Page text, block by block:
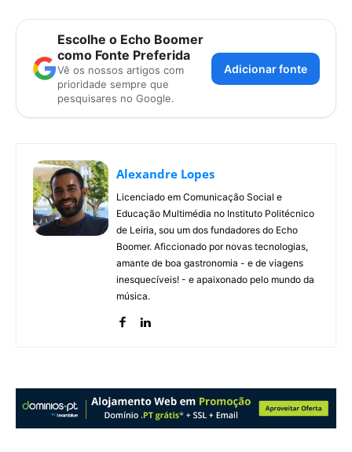
Escolhe o Echo Boomer
como Fonte Preferida
Vê os nossos artigos com
prioridade sempre que
pesquisares no Google.
Adicionar fonte
Alexandre Lopes
Licenciado em Comunicação Social e
Educação Multimédia no Instituto Politécnico
de Leiria, sou um dos fundadores do Echo
Boomer. Aficcionado por novas tecnologias,
amante de boa gastronomia - e de viagens
inesquecíveis! - e apaixonado pelo mundo da
música.